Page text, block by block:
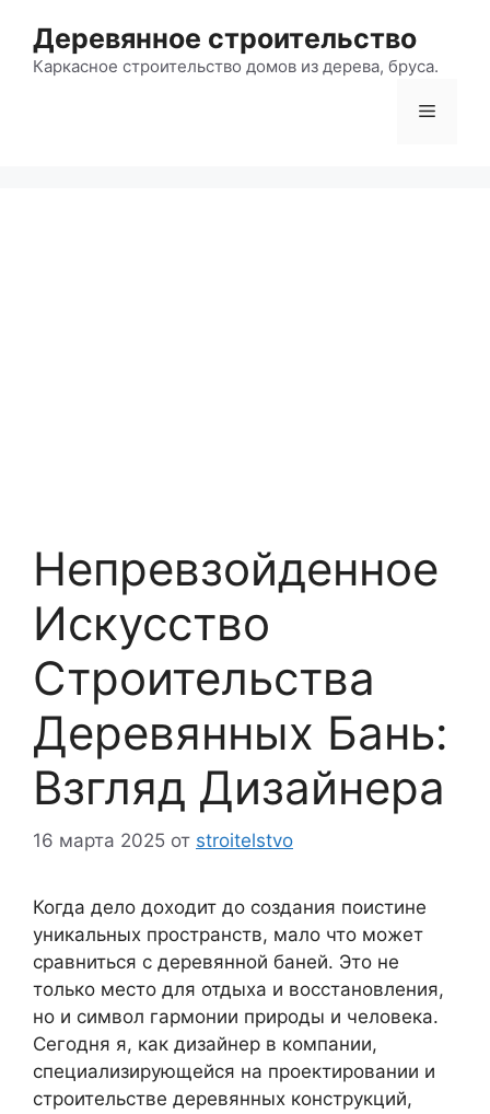
содержимому
Деревянное строительство
Каркасное строительство домов из дерева, бруса.
Меню
Непревзойденное
Искусство
Строительства
Деревянных Бань:
Взгляд Дизайнера
16 марта 2025 от stroitelstvo
Когда дело доходит до создания поистине
уникальных пространств, мало что может
сравниться с деревянной баней. Это не
только место для отдыха и восстановления,
но и символ гармонии природы и человека.
Сегодня я, как дизайнер в компании,
специализирующейся на проектировании и
строительстве деревянных конструкций,